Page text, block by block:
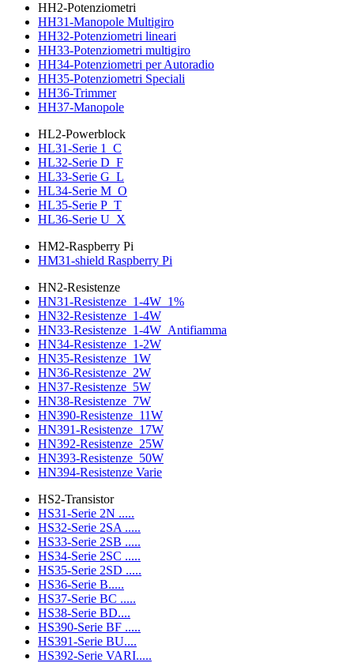
HH2-Potenziometri
HH31-Manopole Multigiro
HH32-Potenziometri lineari
HH33-Potenziometri multigiro
HH34-Potenziometri per Autoradio
HH35-Potenziometri Speciali
HH36-Trimmer
HH37-Manopole
HL2-Powerblock
HL31-Serie 1_C
HL32-Serie D_F
HL33-Serie G_L
HL34-Serie M_O
HL35-Serie P_T
HL36-Serie U_X
HM2-Raspberry Pi
HM31-shield Raspberry Pi
HN2-Resistenze
HN31-Resistenze_1-4W_1%
HN32-Resistenze_1-4W
HN33-Resistenze_1-4W_Antifiamma
HN34-Resistenze_1-2W
HN35-Resistenze_1W
HN36-Resistenze_2W
HN37-Resistenze_5W
HN38-Resistenze_7W
HN390-Resistenze_11W
HN391-Resistenze_17W
HN392-Resistenze_25W
HN393-Resistenze_50W
HN394-Resistenze Varie
HS2-Transistor
HS31-Serie 2N .....
HS32-Serie 2SA .....
HS33-Serie 2SB .....
HS34-Serie 2SC .....
HS35-Serie 2SD .....
HS36-Serie B.....
HS37-Serie BC .....
HS38-Serie BD....
HS390-Serie BF .....
HS391-Serie BU....
HS392-Serie VARI.....